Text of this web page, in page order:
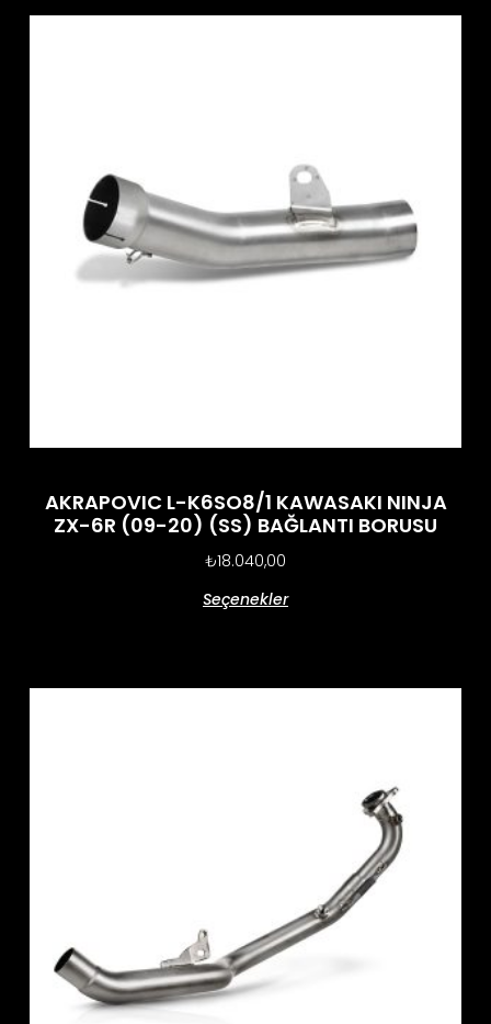
AKRAPOVIC L-K6SO8/1 KAWASAKI NINJA
ZX-6R (09-20) (SS) BAĞLANTI BORUSU
₺18.040,00
Seçenekler